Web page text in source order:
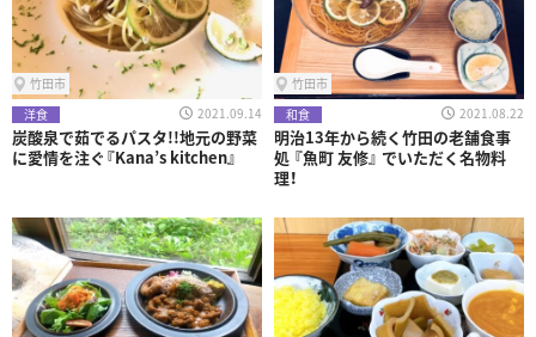
竹田市
洋食
2021.09.14
炭酸泉で茹でるパスタ!!地元の野菜
に愛情を注ぐ『Kana’s kitchen』
竹田市
和食
2021.08.22
明治13年から続く竹田の老舗食事
処 『魚町 友修』 でいただく名物料
理！